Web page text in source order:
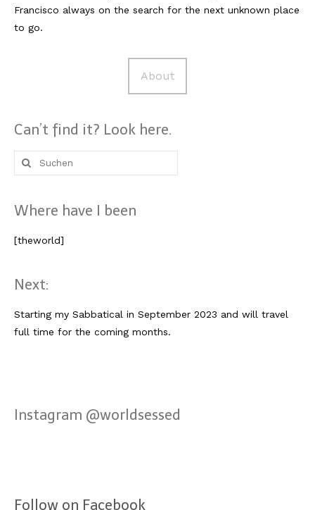
#Worldsessedin
Blog
Francisco always on the search for the next unknown place
to go.
About
Can’t find it? Look here.
Suche
nach:
Where have I been
[theworld]
Next:
Starting my Sabbatical in September 2023 and will travel
full time for the coming months.
Instagram @worldsessed
Follow on Facebook